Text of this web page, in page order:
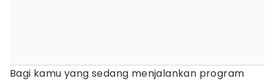
Bagi kamu yang sedang menjalankan program